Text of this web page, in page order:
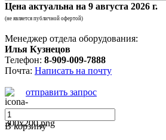
Цена актуальна на 9 августа 2026 г.
(не является публичной офертой)
Менеджер отдела оборудования:
Илья Кузнецов
Телефон: 8-909-009-7888
Почта: Написать на почту
отправить запрос
В корзину